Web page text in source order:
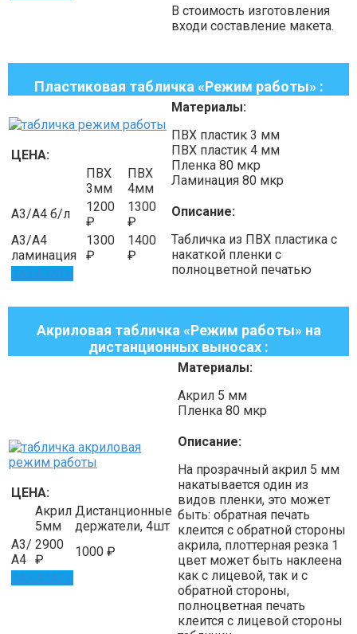
В стоимость изготовления
входи составление макета.
Пластиковая табличка «Режим работы» :
ЦЕНА:
ПВХ
3мм
ПВХ
4мм
А3/А4 б/л
1200
₽
1300
₽
А3/А4
ламинация
1300
₽
1400
₽
ЗАКАЗАТЬ
Материалы:
ПВХ пластик 3 мм
ПВХ пластик 4 мм
Пленка 80 мкр
Ламинация 80 мкр
Описание:
Табличка из ПВХ пластика с
накаткой пленки с
полноцветной печатью
Акриловая табличка «Режим работы» на
дистанционных выносах :
ЦЕНА:
Акрил
5мм
Дистанционные
держатели, 4шт
А3/
А4
2900
₽
1000 ₽
ЗАКАЗАТЬ
Материалы:
Акрил 5 мм
Пленка 80 мкр
Описание:
На прозрачный акрил 5 мм
накатывается один из
видов пленки, это может
быть: обратная печать
клеится с обратной стороны
акрила, плоттерная резка 1
цвет может быть наклеена
как с лицевой, так и с
обратной стороны,
полноцветная печать
клеится с лицевой стороны